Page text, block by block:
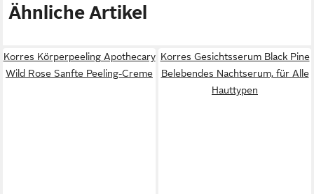
Ähnliche Artikel
Korres Körperpeeling Apothecary
Wild Rose Sanfte Peeling-Creme
Korres Gesichtsserum Black Pine
Belebendes Nachtserum, für Alle
Hauttypen